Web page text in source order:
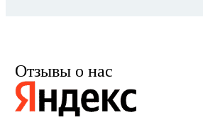
Отзывы о нас